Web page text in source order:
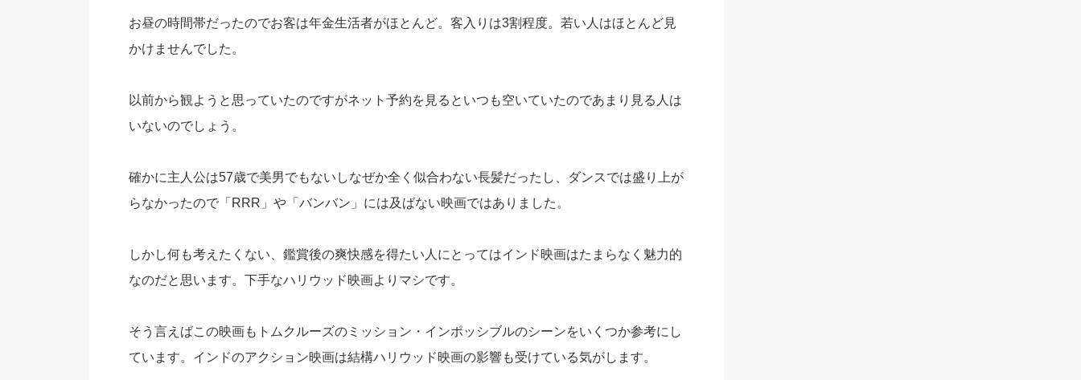
お昼の時間帯だったのでお客は年金生活者がほとんど。客入りは3割程度。若い人はほとんど見
かけませんでした。
以前から観ようと思っていたのですがネット予約を見るといつも空いていたのであまり見る人は
いないのでしょう。
確かに主人公は57歳で美男でもないしなぜか全く似合わない長髪だったし、ダンスでは盛り上が
らなかったので「RRR」や「バンバン」には及ばない映画ではありました。
しかし何も考えたくない、鑑賞後の爽快感を得たい人にとってはインド映画はたまらなく魅力的
なのだと思います。下手なハリウッド映画よりマシです。
そう言えばこの映画もトムクルーズのミッション・インポッシブルのシーンをいくつか参考にし
ています。インドのアクション映画は結構ハリウッド映画の影響も受けている気がします。